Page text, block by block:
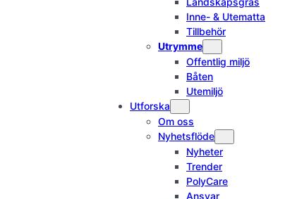
Inne- & Utematta
Tillbehör
Utrymme
Offentlig miljö
Båten
Utemiljö
Utforska
Om oss
Nyhetsflöde
Nyheter
Trender
PolyCare
Ansvar